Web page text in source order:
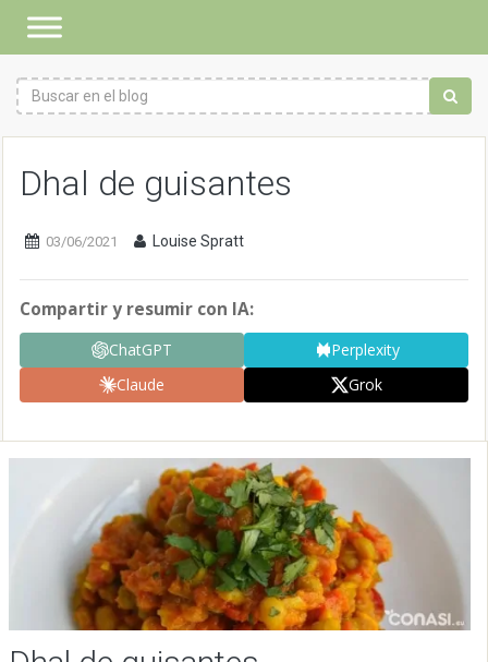
Dhal de guisantes
03/06/2021 Louise Spratt
Compartir y resumir con IA:
ChatGPT
Perplexity
Claude
Grok